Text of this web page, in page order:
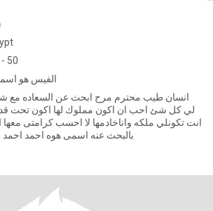
50
الفيس هو
انسان طيب محترم مرح ابحث عن السعاده مع
لي كل شئ احب ان اكون مملوك لها اكون
انت تكونلي ملكه واناخادمها لا احسب كرامتى
بالبحث عنه اسمى هوه احمد